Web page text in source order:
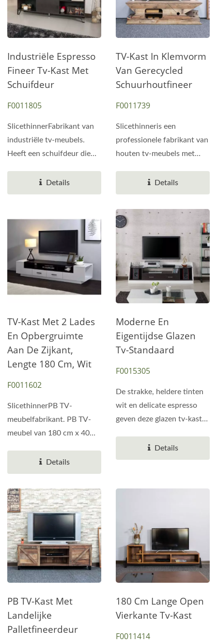
Industriële Espresso
Fineer Tv-Kast Met
Schuifdeur
F0011805
SlicethinnerFabrikant van
industriële tv-meubels.
Heeft een schuifdeur die
Details
TV-Kast In Klemvorm
Van Gerecycled
Schuurhoutfineer
F0011739
Slicethinneris een
professionele fabrikant van
houten tv-meubels met
is gecombineerd...
Details
TV-Kast Met 2 Lades
En Opbergruimte
Aan De Zijkant,
Lengte 180 Cm, Wit
F0011602
SlicethinnerPB TV-
meubelfabrikant. PB TV-
meubel van 180 cm x 40
Details
Moderne En
Eigentijdse Glazen
Tv-Standaard
F0015305
De strakke, heldere tinten
wit en delicate espresso
geven deze glazen tv-kast
Details
PB TV-Kast Met
Landelijke
Palletfineerdeur
180 Cm Lange Open
Vierkante Tv-Kast
F0011414